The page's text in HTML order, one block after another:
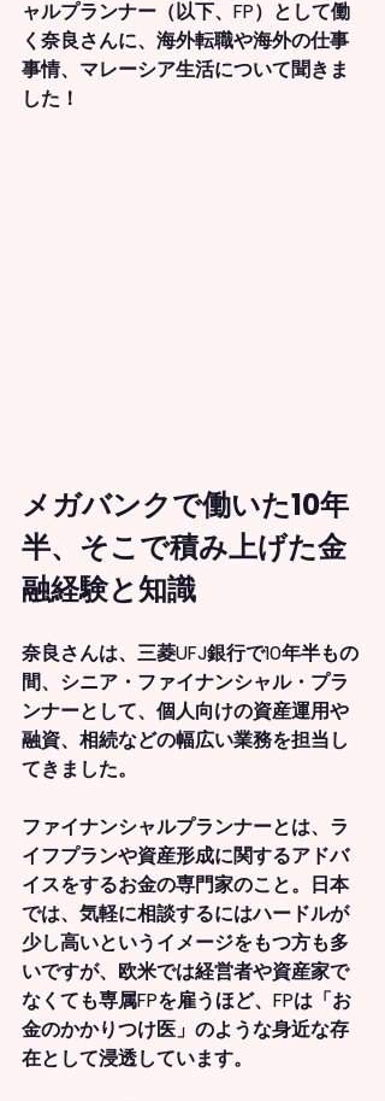
ャルプランナー（以下、FP）として働
く奈良さんに、海外転職や海外の仕事
事情、マレーシア生活について聞きま
した！
メガバンクで働いた10年
半、そこで積み上げた金
融経験と知識
奈良さんは、三菱UFJ銀行で10年半もの
間、シニア・ファイナンシャル・プラ
ンナーとして、個人向けの資産運用や
融資、相続などの幅広い業務を担当し
てきました。
ファイナンシャルプランナーとは、ラ
イフプランや資産形成に関するアドバ
イスをするお金の専門家のこと。日本
では、気軽に相談するにはハードルが
少し高いというイメージをもつ方も多
いですが、欧米では経営者や資産家で
なくても専属FPを雇うほど、FPは「お
金のかかりつけ医」のような身近な存
在として浸透しています。